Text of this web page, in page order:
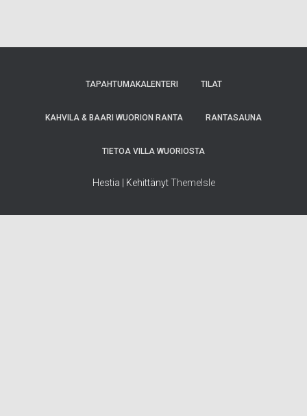
TAPAHTUMAKALENTERI TILAT
KAHVILA & BAARI WUORION RANTA RANTASAUNA
TIETOA VILLA WUORIOSTA
Hestia | KehittänytThemeIsle